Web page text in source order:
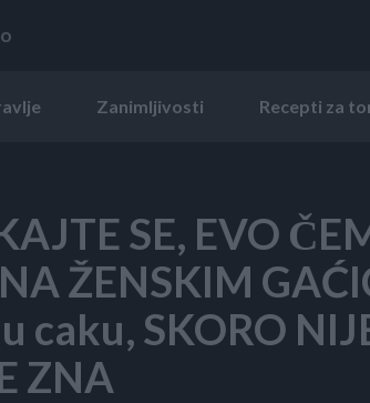
Zanimljivosti Recepti za
SE, EVO
ŽENSKIM
caku, SKORO
ZNA